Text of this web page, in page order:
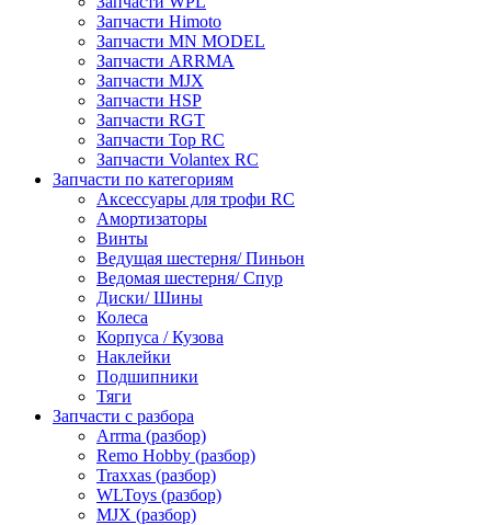
Запчасти Himoto
Запчасти MN MODEL
Запчасти ARRMA
Запчасти MJX
Запчасти HSP
Запчасти RGT
Запчасти Top RC
Запчасти Volantex RC
Запчасти по категориям
Аксессуары для трофи RC
Амортизаторы
Винты
Ведущая шестерня/ Пиньон
Ведомая шестерня/ Спур
Диски/ Шины
Колеса
Корпуса / Кузова
Наклейки
Подшипники
Тяги
Запчасти с разбора
Arrma (разбор)
Remo Hobby (разбор)
Traxxas (разбор)
WLToys (разбор)
MJX (разбор)